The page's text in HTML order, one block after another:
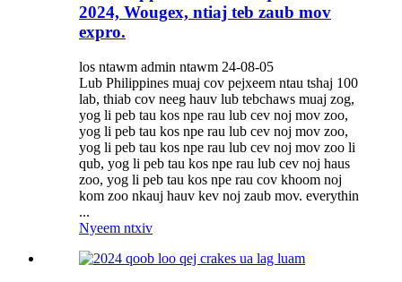
2024, Wougex, ntiaj teb zaub mov
expro.
los ntawm admin ntawm 24-08-05
Lub Philippines muaj cov pejxeem ntau tshaj 100
lab, thiab cov neeg hauv lub tebchaws muaj zog,
yog li peb tau kos npe rau lub cev noj mov zoo,
yog li peb tau kos npe rau lub cev noj mov zoo,
yog li peb tau kos npe rau lub cev noj mov zoo li
qub, yog li peb tau kos npe rau lub cev noj haus
zoo, yog li peb tau kos npe rau cov khoom noj
kom zoo nkauj hauv kev noj zaub mov. everythin
...
Nyeem ntxiv